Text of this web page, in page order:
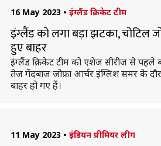
16 May 2023 • इंग्लैंड क्रिकेट टीम
इंग्लैंड को लगा बड़ा झटका, चोटिल
हुए बाहर
इंग्लैंड क्रिकेट टीम को एशेज सीरीज से पहले
तेज गेंदबाज जोफ्रा आर्चर इंग्लिश समर के
बाहर हो गए हैं।
11 May 2023 • इंडियन प्रीमियर लीग